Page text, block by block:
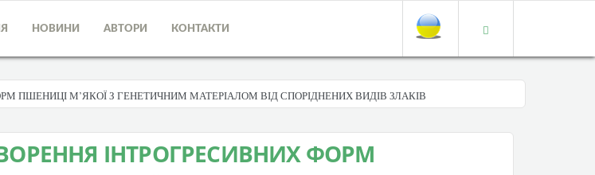
НОВИНИ АВТОРИ КОНТАКТИ
ПШЕНИЦІ М’ЯКОЇ З ГЕНЕТИЧНИМ МАТЕРІАЛОМ ВІД СПОРІДНЕНИХ ВИДІВ ЗЛАКІВ
ІНТРОГРЕСИВНИХ ФОРМ